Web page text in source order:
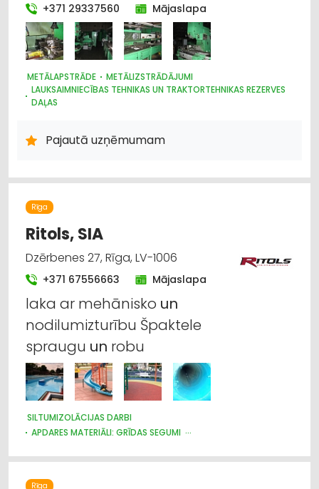
+371 29337560 Mājaslapa
METĀLAPSTRĀDE
METĀLIZSTRĀDĀJUMI
LAUKSAIMNIECĪBAS TEHNIKAS UN TRAKTORTEHNIKAS REZERVES
DAĻAS
PLASTMASAS IZSTRĀDĀJUMI
Pajautā uzņēmumam
Rīga
Ritols, SIA
Dzērbenes 27, Rīga, LV-1006
+371 67556663 Mājaslapa
laka ar mehānisko un
nodilumizturību Špaktele
spraugu un robu
SILTUMIZOLĀCIJAS DARBI
APDARES MATERIĀLI: GRĪDAS SEGUMI
TIRDZNIECĪBA
Rīga